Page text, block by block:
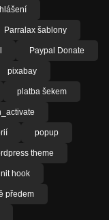
Parralax šablony
Paypal Donate
pixabay
platba šekem
popup
theme
hook
předem